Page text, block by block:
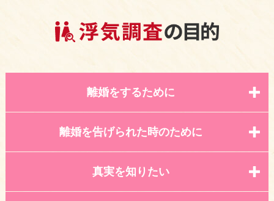
離婚をするために
離婚を告げられた時のために
真実を知りたい